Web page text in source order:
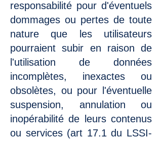
responsabilité pour d'éventuels
dommages ou pertes de toute
nature que les utilisateurs
pourraient subir en raison de
l'utilisation de données
incomplètes, inexactes ou
obsolètes, ou pour l'éventuelle
suspension, annulation ou
inopérabilité de leurs contenus
ou services (art 17.1 du LSSI-